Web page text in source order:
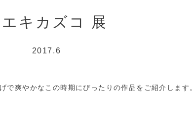
キカズコ 展
2017.6
爽やかなこの時期にぴったりの作品をご紹介します。